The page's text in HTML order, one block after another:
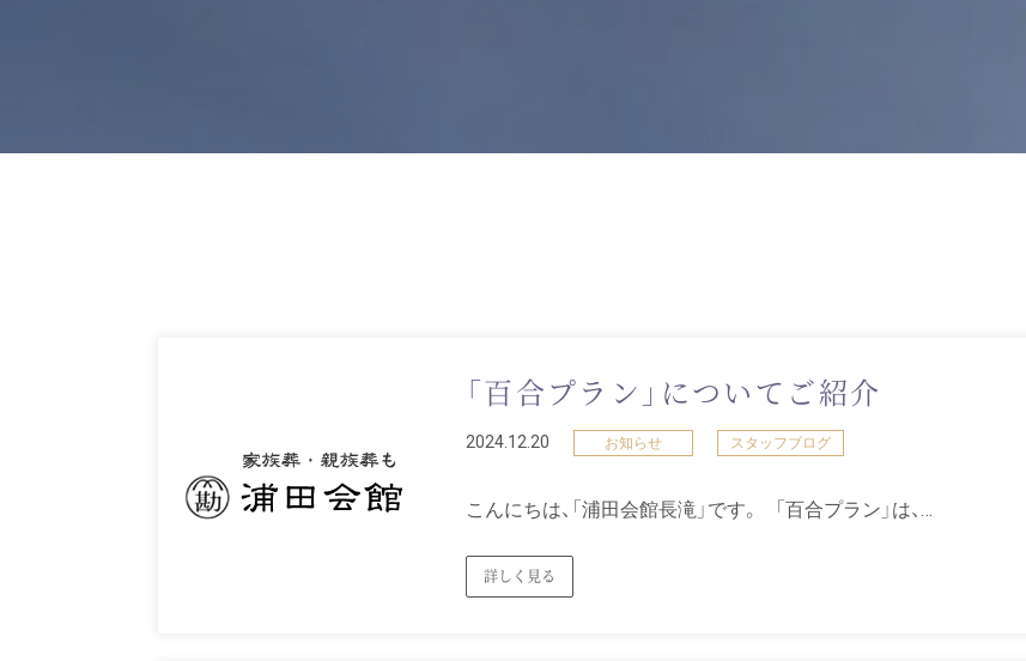
「百合プラン」についてご紹介
2024.12.20 お知らせ スタッフブログ
こんにちは、「浦田会館長滝」です。 「百合プラン」は、…
詳しく見る